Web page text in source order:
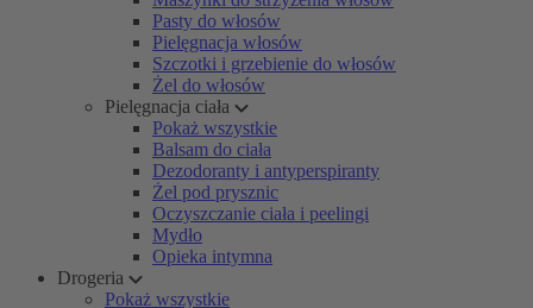
Pasty do włosów
Pielęgnacja włosów
Szczotki i grzebienie do włosów
Żel do włosów
Pielęgnacja ciała
Pokaż wszystkie
Balsam do ciała
Dezodoranty i antyperspiranty
Żel pod prysznic
Oczyszczanie ciała i peelingi
Mydło
Opieka intymna
Drogeria
Pokaż wszystkie